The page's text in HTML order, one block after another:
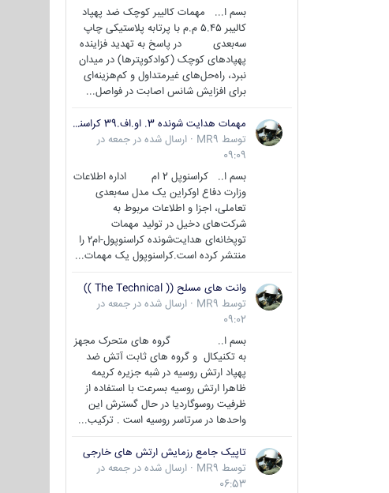
بسم ا... مهمات کالیبر کوچک ضد پهپاد
کالیبر ۵.۴۵ م.م با پرتابه پلاستیکی چاپ
سه‌بعدی در پاسخ به تهدید فزاینده
پهپادهای کوچک (کوادکوپترها) در میدان
نبرد، راه‌حل‌های غیرمتداول و کم‌هزینه‌ای
برای افزایش شانس اصابت در فواصل...
مهمات هدایت شونده 3. او.اف.39 کراسنوپل/بصیر( Krasnopol 3OF39 )
توسط MR9
· ارسال شده در جمعه در
09:09
بسم ا.. کراسنوپل 2 ام اداره اطلاعات
وزارت دفاع اوکراین یک مدل سه‌بعدی
تعاملی، اجزا و اطلاعات مربوط به
شرکت‌های دخیل در تولید مهمات
توپخانه‌ای هدایت‌شونده کراسنوپول-ام۲ را
منتشر کرده است.کراسنوپول یک مهمات...
وانت های مسلح (( The Technical ))
توسط MR9
· ارسال شده در جمعه در
09:02
بسم ا.. گروه های متحرک مجهز
به تکنیکال و گروه های ثابت آتش ضد
پهپاد ارتش روسیه در شبه جزیره کریمه
ظاهرا ارتش روسیه بسرعت با استفاده از
ظرفیت روسوگاردیا در حال گسترش این
واحدها در سرتاسر روسیه است . ترکیب...
تاپیک جامع رزمایش ارتش های خارجی
توسط MR9
· ارسال شده در جمعه در
06:53